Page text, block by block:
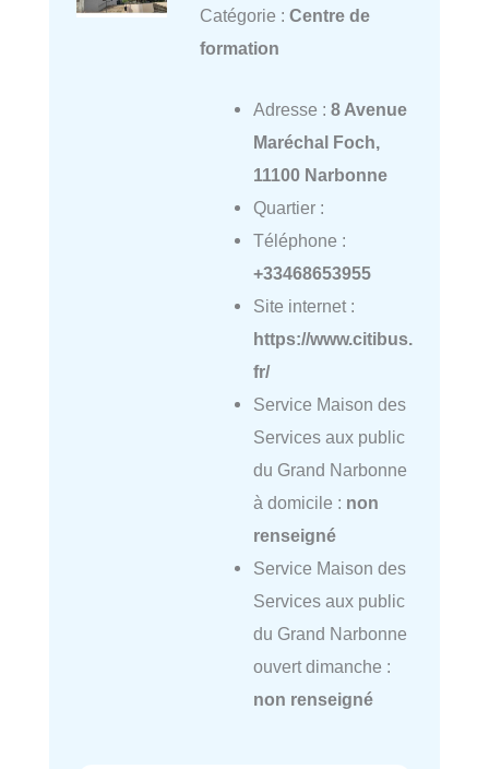
Catégorie : Centre de
formation
Adresse : 8 Avenue
Maréchal Foch,
11100 Narbonne
Quartier :
Téléphone :
+33468653955
Site internet :
https://www.citibus.
fr/
Service Maison des
Services aux public
du Grand Narbonne
à domicile : non
renseigné
Service Maison des
Services aux public
du Grand Narbonne
ouvert dimanche :
non renseigné